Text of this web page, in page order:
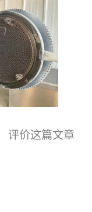
评价这篇文章